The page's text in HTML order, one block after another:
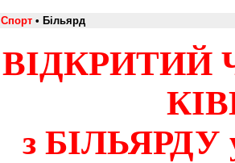
Спорт • Більярд
ВІДКРИТИЙ
з БІЛЬЯРДУ